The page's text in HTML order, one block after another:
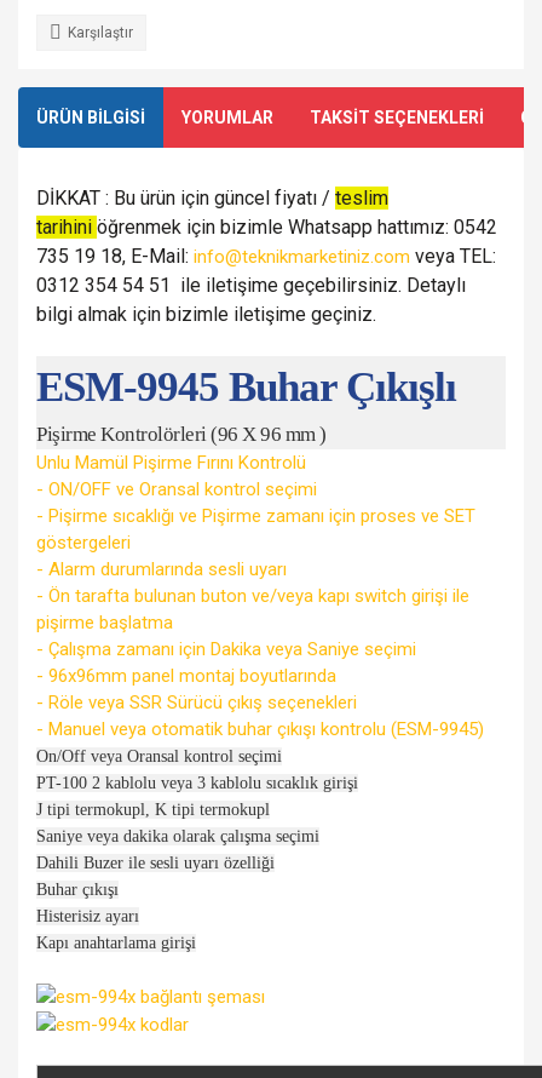
Karşılaştır
ÜRÜN BİLGİSİ YORUMLAR TAKSİT SEÇENEKLERİ
DİKKAT : Bu ürün için güncel fiyatı / teslim
tarihini öğrenmek için bizimle Whatsapp hattımız: 0542
735 19 18, E-Mail: info@teknikmarketiniz.com veya TEL:
0312 354 54 51 ile iletişime geçebilirsiniz. Detaylı
bilgi almak için bizimle iletişime geçiniz.
ESM-9945 Buhar Çıkışlı
Pişirme Kontrolörleri (96 X 96 mm )
Unlu Mamül Pişirme Fırını Kontrolü
- ON/OFF ve Oransal kontrol seçimi
- Pişirme sıcaklığı ve Pişirme zamanı için proses ve SET
göstergeleri
- Alarm durumlarında sesli uyarı
- Ön tarafta bulunan buton ve/veya kapı switch girişi ile
pişirme başlatma
- Çalışma zamanı için Dakika veya Saniye seçimi
- 96x96mm panel montaj boyutlarında
- Röle veya SSR Sürücü çıkış seçenekleri
- Manuel veya otomatik buhar çıkışı kontrolu (ESM-9945)
On/Off veya Oransal kontrol seçimi
PT-100 2 kablolu veya 3 kablolu sıcaklık girişi
J tipi termokupl, K tipi termokupl
Saniye veya dakika olarak çalışma seçimi
Dahili Buzer ile sesli uyarı özelliği
Buhar çıkışı
Histerisiz ayarı
Kapı anahtarlama girişi